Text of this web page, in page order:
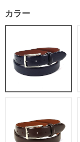
カラー